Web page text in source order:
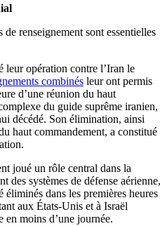
renseignement sont essentielles
leur opération contre l’Iran le
combinés leur ont permis
d’une réunion du haut
du guide suprême iranien,
décédé. Son élimination, ainsi
haut commandement, a constitué
joué un rôle central dans la
des systèmes de défense aérienne,
éliminés dans les premières heures
aux États-Unis et à Israël
en moins d’une journée.